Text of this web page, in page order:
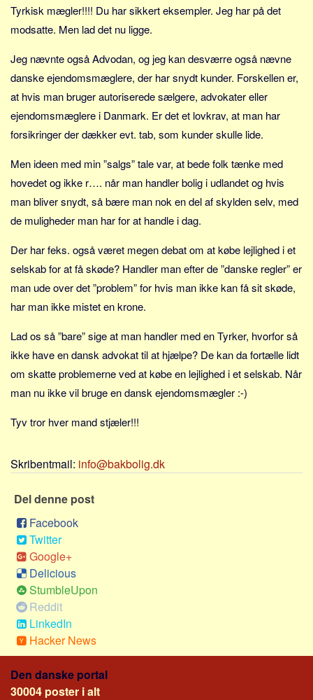
Pension og opsparing
Social sikring og sundhed
Transport
Alle
Aspekter
Køb og salg
Økonomi
Jura og regler
Skatter og afgifter
Statistik
Praktisk
Alle
Dokumenttyper
Skribenter
Steder
Om
Webstedet
Forhistorien
Redigering
Tekstannoncer
Bannere
Hjælp
Tyrkisk mægler!!!! Du har sikkert eksempler. Jeg har på det
modsatte. Men lad det nu ligge.
Jeg nævnte også Advodan, og jeg kan desværre også nævne
danske ejendomsmæglere, der har snydt kunder. Forskellen er,
at hvis man bruger autoriserede sælgere, advokater eller
ejendomsmæglere i Danmark. Er det et lovkrav, at man har
forsikringer der dækker evt. tab, som kunder skulle lide.
Men ideen med min ”salgs” tale var, at bede folk tænke med
hovedet og ikke r…. når man handler bolig i udlandet og hvis
man bliver snydt, så bære man nok en del af skylden selv, med
de muligheder man har for at handle i dag.
Der har feks. også været megen debat om at købe lejlighed i et
selskab for at få skøde? Handler man efter de ”danske regler” er
man ude over det ”problem” for hvis man ikke kan få sit skøde,
har man ikke mistet en krone.
Lad os så ”bare” sige at man handler med en Tyrker, hvorfor så
ikke have en dansk advokat til at hjælpe? De kan da fortælle lidt
om skatte problemerne ved at købe en lejlighed i et selskab. Når
man nu ikke vil bruge en dansk ejendomsmægler :-)
Tyv tror hver mand stjæler!!!
Skribentmail: info@bakbolig.dk
Del denne post
Facebook
Twitter
Google+
Delicious
StumbleUpon
Reddit
LinkedIn
Hacker News
Den danske portal
30004 poster i alt